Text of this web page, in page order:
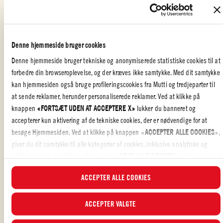
Denne hjemmeside bruger cookies
Denne hjemmeside bruger tekniske og anonymiserede statistiske cookies til at
forbedre din browseroplevelse, og der kræves ikke samtykke. Med dit samtykke
kan hjemmesiden også bruge profileringscookies fra Mutti og tredjeparter til
at sende reklamer, herunder personaliserede reklamer. Ved at klikke på
knappen «FORTSÆT UDEN AT ACCEPTERE X» lukker du banneret og
accepterer kun aktivering af de tekniske cookies, der er nødvendige for at
besøge Hjemmesiden. Ved at klikke på knappen «ACCEPTER ALLE COOKIES»,
giver du dit samtykke til alle kategorier af cookies, inklusive analytiske og
tekniske cookies og anonymiserede statistiske cookies blive aktiveret.
I dette banner kan du vælge eller fravælge de kategorier af cookies, du ønsker
at acceptere, ved hjælp af de specifikke flueben og ved at klikke på knappen
“ACCEPTER VALGTE”. Du kan til enhver tid vælge, hvilke cookies du vil give
ACCEPTER ALLE COOKIES
ACCEPTER VALGTE
Tilsæt Mutti Passerede tomater og skyl dåserne med lidt vand og
og kog det sagte i ca. 10 minutter.
Forbered tilbehøret mens suppen koger. Smuldr fetaosten i en lille
skål og bland olivenolie, timianblade og chiliflager i efter smag
Tilsæt madlavningsfløden i suppen og lad det simre i yderligere
ca. 5 minutter. Hvis du ønsker en jævn suppe, så brug en
stavmikser.
Server suppen med marineret fetaost.